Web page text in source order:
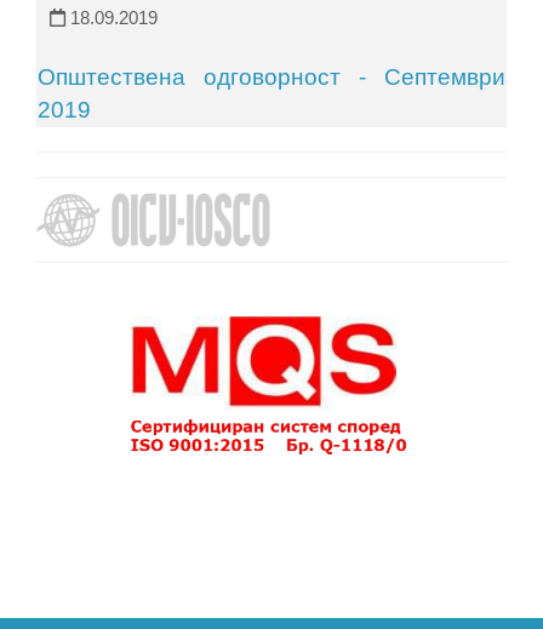
18.09.2019
Општествена одговорност - Септември
2019